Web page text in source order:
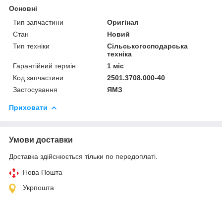
Основні
Тип запчастини
Оригінал
Стан
Новий
Тип техніки
Сільськогосподарська
техніка
Гарантійний термін
1 міс
Код запчастини
2501.3708.000-40
Застосування
ЯМЗ
Приховати
Умови доставки
Доставка здійснюється тільки по передоплаті.
Нова Пошта
Укрпошта